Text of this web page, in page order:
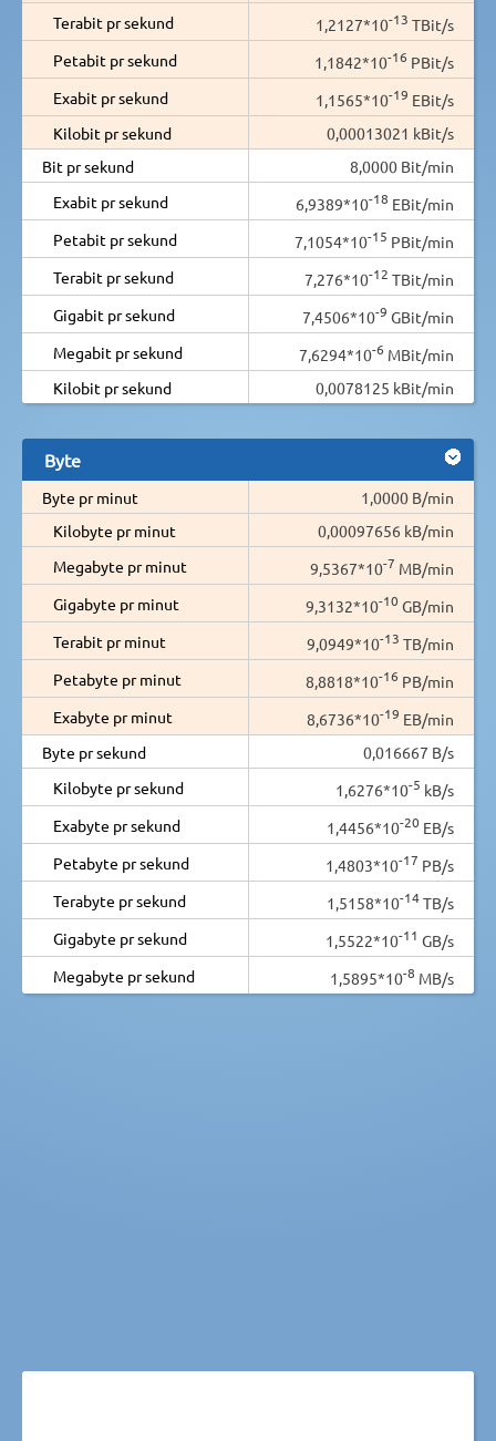
Terabit pr sekund
1,2127*10-13 TBit/s
Petabit pr sekund
1,1842*10-16 PBit/s
Exabit pr sekund
1,1565*10-19 EBit/s
Kilobit pr sekund
0,00013021 kBit/s
Bit pr sekund
8,0000 Bit/min
Exabit pr sekund
6,9389*10-18 EBit/min
Petabit pr sekund
7,1054*10-15 PBit/min
Terabit pr sekund
7,276*10-12 TBit/min
Gigabit pr sekund
7,4506*10-9 GBit/min
Megabit pr sekund
7,6294*10-6 MBit/min
Kilobit pr sekund
0,0078125 kBit/min
Byte
Byte pr minut
1,0000 B/min
Kilobyte pr minut
0,00097656 kB/min
Megabyte pr minut
9,5367*10-7 MB/min
Gigabyte pr minut
9,3132*10-10 GB/min
Terabit pr minut
9,0949*10-13 TB/min
Petabyte pr minut
8,8818*10-16 PB/min
Exabyte pr minut
8,6736*10-19 EB/min
Byte pr sekund
0,016667 B/s
Kilobyte pr sekund
1,6276*10-5 kB/s
Exabyte pr sekund
1,4456*10-20 EB/s
Petabyte pr sekund
1,4803*10-17 PB/s
Terabyte pr sekund
1,5158*10-14TB/s
Gigabyte pr sekund
1,5522*10-11 GB/s
Megabyte pr sekund
1,5895*10-8 MB/s